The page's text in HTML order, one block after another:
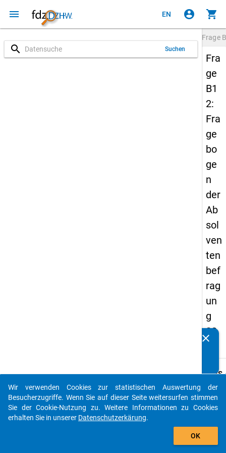
menu EN account_circle shopping_cart
search Suchen
Frage
Fra
ge
B1
2:
Fra
ge
bo
ge
n
der
Ab
sol
ven
ten
bef
rag
un
g
20
Details
B12
Wie
Sie als
clear
auto_stories
add_shopping_cart
Wir verwenden Cookies zur statistischen Auswertung der
Besucherzugriffe. Wenn Sie auf dieser Seite weitersurfen stimmen
Sie der Cookie-Nutzung zu. Weitere Informationen zu Cookies
erhalten Sie in unserer Datenschutzerkärung.
OK